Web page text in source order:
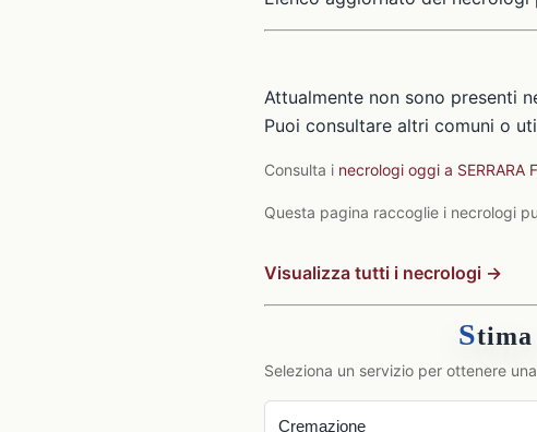
Attualmente non sono presenti
Puoi consultare altri comuni o
Consulta i necrologi oggi a SERRARA
Questa pagina raccoglie i necrologi
Visualizza tutti i necrologi →
Stima
Seleziona un servizio per ottenere